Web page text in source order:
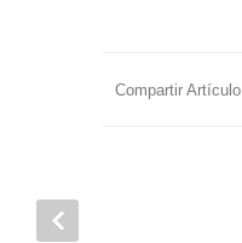
Compartir Artículo